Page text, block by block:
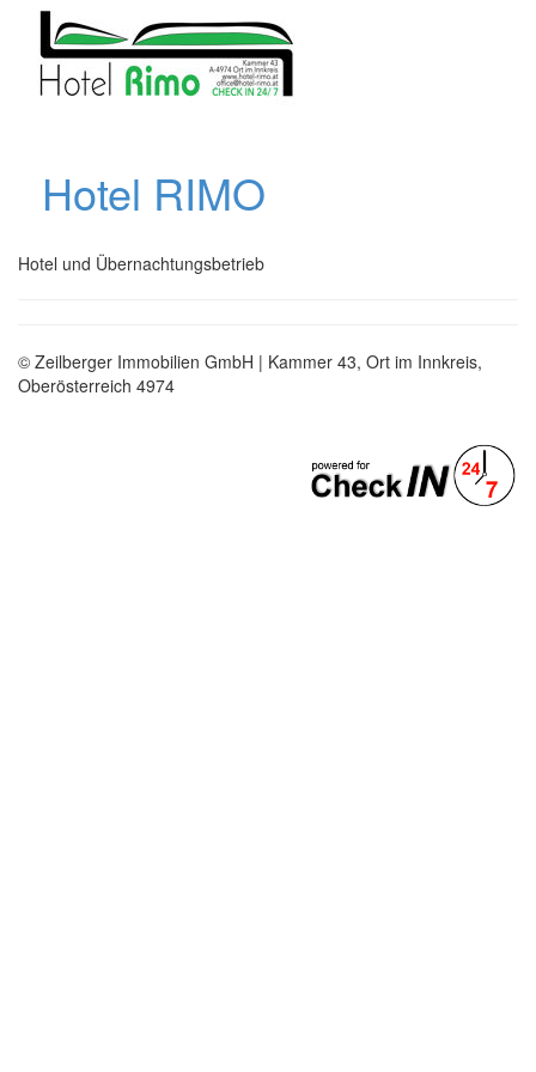
Hotel RIMO
Hotel und Übernachtungsbetrieb
© Zeilberger Immobilien GmbH | Kammer 43, Ort im Innkreis,
Oberösterreich 4974